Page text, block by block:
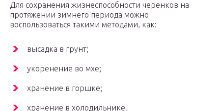
Для сохранения жизнеспособности черенков на
протяжении зимнего периода можно
воспользоваться такими методами, как:
высадка в грунт;
укоренение во мхе;
хранение в горшке;
хранение в холодильнике.